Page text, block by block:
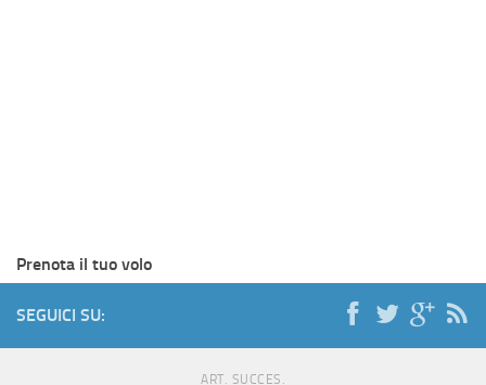
Prenota il tuo volo
SEGUICI SU:
ART. SUCCES.